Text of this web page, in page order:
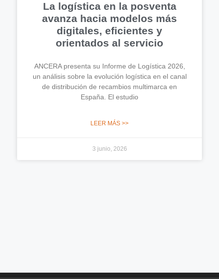
La logística en la posventa
avanza hacia modelos más
digitales, eficientes y
orientados al servicio
ANCERA presenta su Informe de Logística 2026,
un análisis sobre la evolución logística en el canal
de distribución de recambios multimarca en
España. El estudio
LEER MÁS >>
3 junio, 2026